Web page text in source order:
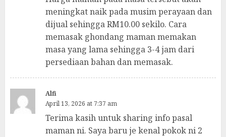
meningkat naik pada musim perayaan dan
dijual sehingga RM10.00 sekilo. Cara
memasak ghondang maman memakan
masa yang lama sehingga 3-4 jam dari
persediaan bahan dan memasak.
Alfi
April 13, 2026 at 7:37 am
Terima kasih untuk sharing info pasal
maman ni. Saya baru je kenal pokok ni 2